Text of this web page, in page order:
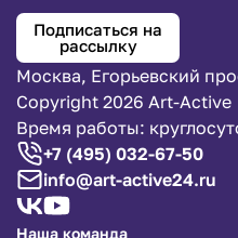
помогают эффективно
пространство,
организованные зоны
Профессиональный
зоны с рейлами и
мероприятию
организованный вид.
Подписаться на
рассылку
Москва, Егорьевский
Copyright 2026 Art-Active
Время работы:
+7 (495) 032-67-50
info@art-active24.ru
Наша команда